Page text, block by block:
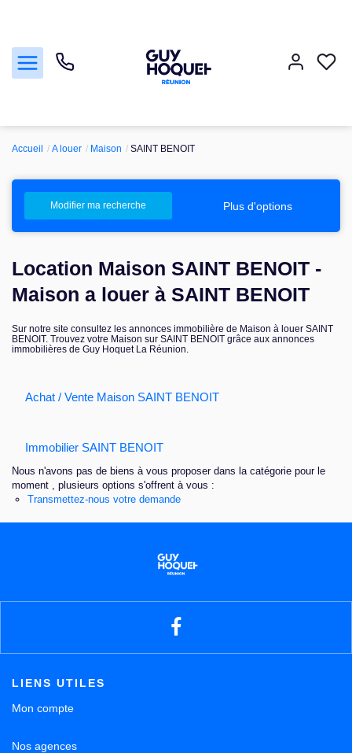
Vendre
Faire gérer
Nos agences
Accueil A louer Maison SAINT BENOIT
Modifier ma recherche Plus d'options
Location Maison SAINT BENOIT -
Maison a louer à SAINT BENOIT
Sur notre site consultez les annonces immobilière de Maison à louer SAINT
BENOIT. Trouvez votre Maison sur SAINT BENOIT grâce aux annonces
immobilières de Guy Hoquet La Réunion.
Achat / Vente Maison SAINT BENOIT
Immobilier SAINT BENOIT
Nous n'avons pas de biens à vous proposer dans la catégorie pour le
moment , plusieurs options s'offrent à vous :
Transmettez-nous votre demande
LIENS UTILES
Mon compte
Nos agences